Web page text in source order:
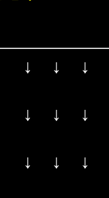
↓ ↓ ↓
↓ ↓ ↓
↓ ↓ ↓